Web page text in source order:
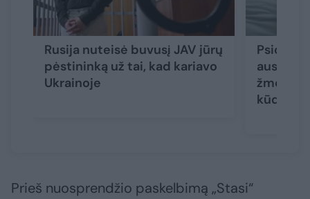
Rusija nuteisė buvusį JAV jūrų
pėstininką už tai, kad kariavo
Ukrainoje
australė
kūdikį
Prieš nuosprendžio paskelbimą „Stasi“